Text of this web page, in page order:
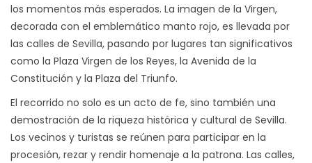
los momentos más esperados. La imagen de la Virgen,
decorada con el emblemático manto rojo, es llevada por
las calles de Sevilla, pasando por lugares tan significativos
como la Plaza Virgen de los Reyes, la Avenida de la
Constitución y la Plaza del Triunfo.
El recorrido no solo es un acto de fe, sino también una
demostración de la riqueza histórica y cultural de Sevilla.
Los vecinos y turistas se reúnen para participar en la
procesión, rezar y rendir homenaje a la patrona. Las calles,